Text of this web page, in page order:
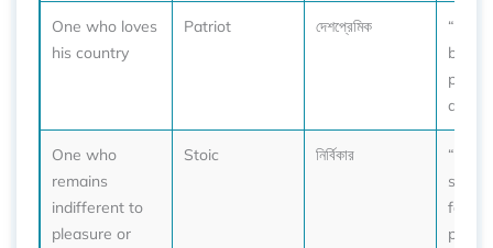
One who loves
his country
Patriot দেশপ্রেমিক
“He
a true
One who
remains
indifferent to
pleasure or
Stoic নির্বিকার
“She
stoic
face